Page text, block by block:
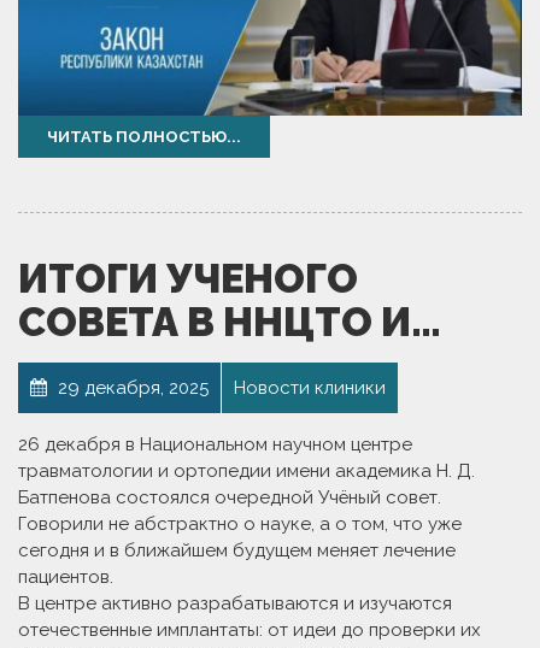
ЧИТАТЬ ПОЛНОСТЬЮ...
ИТОГИ УЧЕНОГО
СОВЕТА В ННЦТО И…
29 декабря, 2025 Новости клиники
26 декабря в Национальном научном центре
травматологии и ортопедии имени академика Н. Д.
Батпенова состоялся очередной Учёный совет.
Говорили не абстрактно о науке, а о том, что уже
сегодня и в ближайшем будущем меняет лечение
пациентов.
В центре активно разрабатываются и изучаются
отечественные имплантаты: от идеи до проверки их